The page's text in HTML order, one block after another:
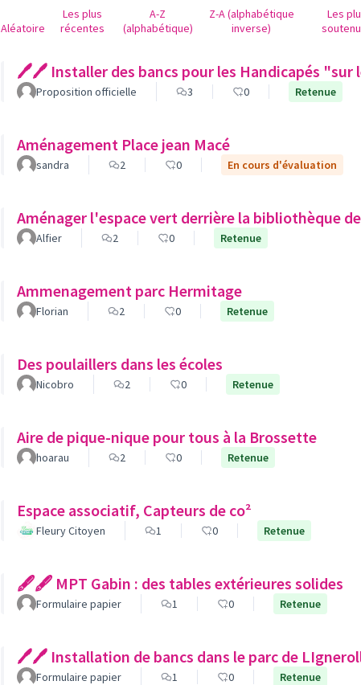
Aléatoire
Les plus
récentes
A-Z
(alphabétique)
Z-A (alphabétique
inverse)
Les
🖊🖊 Installer des bancs pour les Handicapés "sur
Proposition officielle 3 0 Retenue
Aménagement Place jean Macé
sandra 2 0 En cours d'évaluation
Aménager l'espace vert derrière la bibliothèque
Alfier 2 0 Retenue
Ammenagement parc Hermitage
Florian 2 0 Retenue
Des poulaillers dans les écoles
Nicobro 2 0 Retenue
Aire de pique-nique pour tous à la Brossette
hoarau 2 0 Retenue
Espace associatif, Capteurs de co²
Fleury Citoyen 1 0 Retenue
🖋🖋 MPT Gabin : des tables extérieures solides
Formulaire papier 1 0 Retenue
🖊🖊 Installation de bancs dans le parc de
Formulaire papier 1 0 Retenue